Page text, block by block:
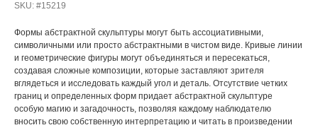
SKU: #15219
Формы абстрактной скульптуры могут быть ассоциативными,
символичными или просто абстрактными в чистом виде. Кривые линии
и геометрические фигуры могут объединяться и пересекаться,
создавая сложные композиции, которые заставляют зрителя
вглядеться и исследовать каждый угол и деталь. Отсутствие четких
границ и определенных форм придает абстрактной скульптуре
особую магию и загадочность, позволяя каждому наблюдателю
вносить свою собственную интерпретацию и читать в произведении